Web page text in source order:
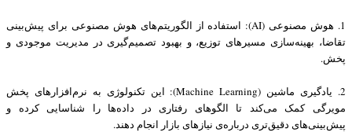
1. هوش مصنوعی (AI): استفاده از الگوریتم‌های هوش مصنوعی برای پیش‌بینی
تقاضا، بهینه‌سازی مسیرهای توزیع، و بهبود تصمیم‌گیری در مدیریت موجودی و
پخش.
2. یادگیری ماشین (Machine Learning): این تکنولوژی به نرم‌افزارهای پخش
مویرگی کمک می‌کند تا الگوهای رفتاری در داده‌ها را شناسایی کرده و
پیش‌بینی‌های دقیق‌تری درباره‌ی نیازهای بازار انجام دهند.